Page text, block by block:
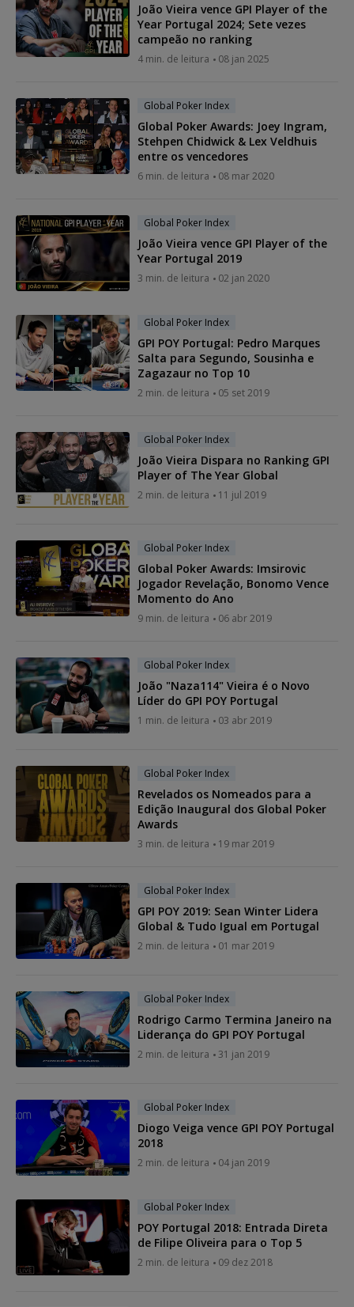
João Vieira vence GPI Player of the
Year Portugal 2024; Sete vezes
campeão no ranking
4 min. de leitura 08 jan 2025
Global Poker Index
Global Poker Awards: Joey Ingram,
Stehpen Chidwick & Lex Veldhuis
entre os vencedores
6 min. de leitura 08 mar 2020
Global Poker Index
João Vieira vence GPI Player of the
Year Portugal 2019
3 min. de leitura 02 jan 2020
Global Poker Index
GPI POY Portugal: Pedro Marques
Salta para Segundo, Sousinha e
Zagazaur no Top 10
2 min. de leitura 05 set 2019
Global Poker Index
João Vieira Dispara no Ranking GPI
Player of The Year Global
2 min. de leitura 11 jul 2019
Global Poker Index
Global Poker Awards: Imsirovic
Jogador Revelação, Bonomo Vence
Momento do Ano
9 min. de leitura 06 abr 2019
Global Poker Index
João "Naza114" Vieira é o Novo
Líder do GPI POY Portugal
1 min. de leitura 03 abr 2019
Global Poker Index
Revelados os Nomeados para a
Edição Inaugural dos Global Poker
Awards
3 min. de leitura 19 mar 2019
Global Poker Index
GPI POY 2019: Sean Winter Lidera
Global & Tudo Igual em Portugal
2 min. de leitura 01 mar 2019
Global Poker Index
Rodrigo Carmo Termina Janeiro na
Liderança do GPI POY Portugal
2 min. de leitura 31 jan 2019
Global Poker Index
Diogo Veiga vence GPI POY Portugal
2018
2 min. de leitura 04 jan 2019
Global Poker Index
POY Portugal 2018: Entrada Direta
de Filipe Oliveira para o Top 5
2 min. de leitura 09 dez 2018